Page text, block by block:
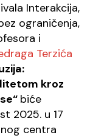
Interakcija,
ograničenja,
i
Terzića
kroz
biće
2025. u 17
centra